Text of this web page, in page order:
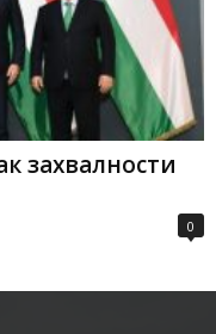
захвалности
0